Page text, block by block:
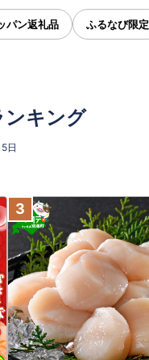
パン返礼品 ふるなび限定
キング
日